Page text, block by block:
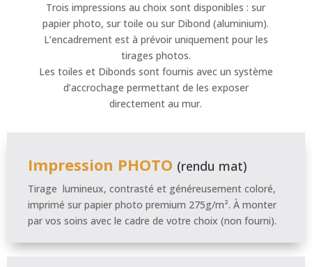
Trois impressions au choix sont disponibles : sur
papier photo, sur toile ou sur Dibond (aluminium).
L’encadrement est à prévoir uniquement pour les
tirages photos.
Les toiles et Dibonds sont fournis avec un système
d’accrochage permettant de les exposer
directement au mur.
Impression PHOTO (rendu mat)
Tirage lumineux, contrasté et généreusement coloré,
imprimé sur papier photo premium 275g/m². À monter
par vos soins avec le cadre de votre choix (non fourni).